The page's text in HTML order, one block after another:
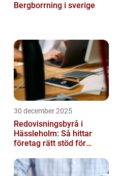
Bergborrning i sverige
30 december 2025
Redovisningsbyrå i
Hässleholm: Så hittar
företag rätt stöd för